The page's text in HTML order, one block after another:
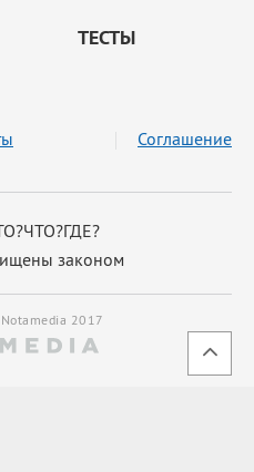
ТЕСТЫ
законом
Соглашение
2017